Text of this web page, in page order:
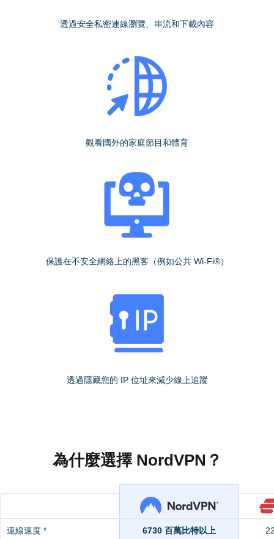
透過安全私密連線瀏覽、串流和下載內容
觀看國外的家庭節目和體育
保護在不安全網絡上的黑客（例如公共 Wi-Fi®）
透過隱藏您的 IP 位址來減少線上追蹤
為什麼選擇 NordVPN？
連線速度 * 6730 百萬比特以上